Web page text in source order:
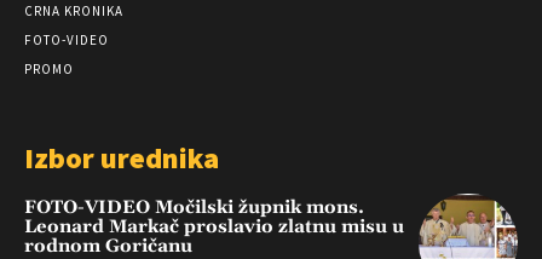
CRNA KRONIKA
FOTO-VIDEO
PROMO
Izbor urednika
FOTO-VIDEO Močilski župnik mons.
Leonard Markač proslavio zlatnu misu u
rodnom Goričanu